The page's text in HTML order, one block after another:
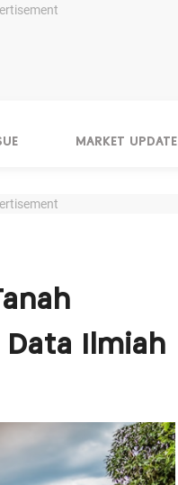
MARKET UPDATE
Data Ilmiah